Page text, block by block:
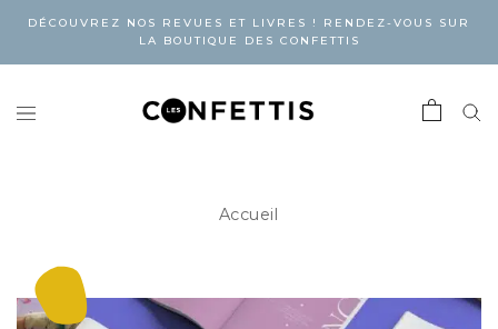
DÉCOUVREZ NOS REVUES ET LIVRES ! RENDEZ-VOUS SUR
LA BOUTIQUE DES CONFETTIS
Accueil